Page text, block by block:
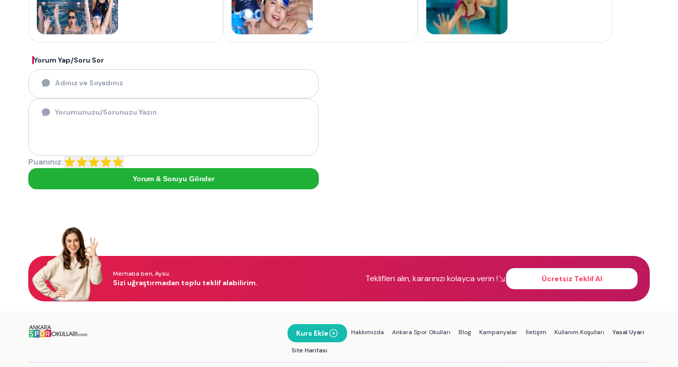
Yorum Yap/Soru Sor
Puanınız:
Yorum & Soruyu Gönder
Merhaba ben, Aysu.
Sizi uğraştırmadan toplu teklif alabilirim. Teklifleri alın, kararınızı kolayca verin ! Ücretsiz Teklif Al
Kurs Ekle Hakkımızda Ankara Spor Okulları Blog Kampanyalar İletişim Kullanım Koşulları Yasal Uyarı
Site Haritası